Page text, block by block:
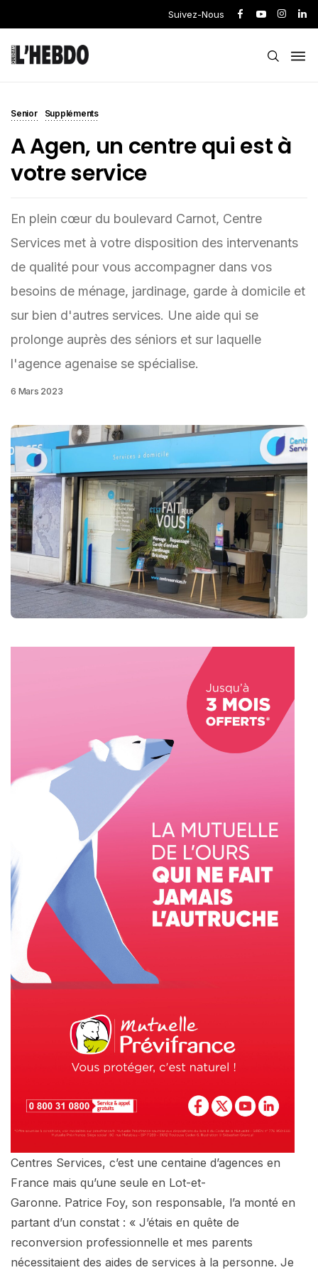
Suivez-Nous
Senior Suppléments
A Agen, un centre qui est à
votre service
En plein cœur du boulevard Carnot, Centre
Services met à votre disposition des intervenants
de qualité pour vous accompagner dans vos
besoins de ménage, jardinage, garde à domicile et
sur bien d'autres services. Une aide qui se
prolonge auprès des séniors et sur laquelle
l'agence agenaise se spécialise.
6 Mars 2023
Centres Services, c’est une centaine d’agences en
France mais qu’une seule en Lot-et-
Garonne. Patrice Foy, son responsable, l’a monté en
partant d’un constat : « J’étais en quête de
reconversion professionnelle et mes parents
nécessitaient des aides de services à la personne. Je